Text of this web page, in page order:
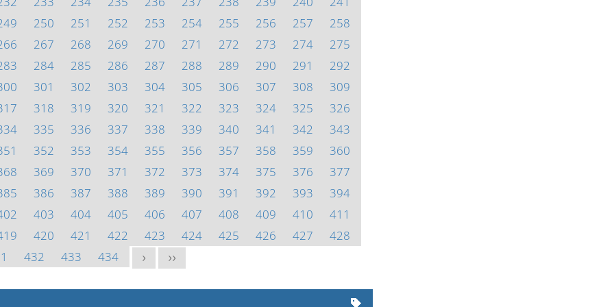
250 251 252 253 254 255 256 257
258
267 268 269 270 271 272 273 274
275
284 285 286 287 288 289 290 291
292
301 302 303 304 305 306 307 308
309
318 319 320 321 322 323 324 325
326
335 336 337 338 339 340 341 342
343
352 353 354 355 356 357 358 359
360
369 370 371 372 373 374 375 376
377
386 387 388 389 390 391 392 393
394
403 404 405 406 407 408 409 410
411
420 421 422 423 424 425 426 427
428
432 433 434 > >>